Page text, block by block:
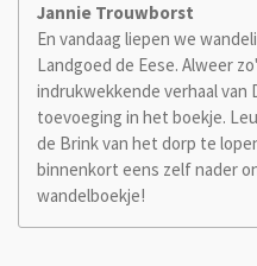
Jannie Trouwborst
En vandaag liepen we
Landgoed de Eese. Alweer
indrukwekkende verhaal van
toevoeging in het boekje.
de Brink van het dorp te
binnenkort eens zelf nader
wandelboekje!